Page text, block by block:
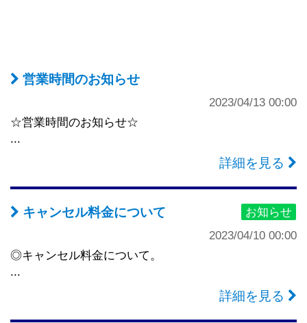
営業時間のお知らせ
2023/04/13 00:00
☆営業時間のお知らせ☆
...
詳細を見る
お知らせ
キャンセル料金について
2023/04/10 00:00
◎キャンセル料金について。
...
詳細を見る